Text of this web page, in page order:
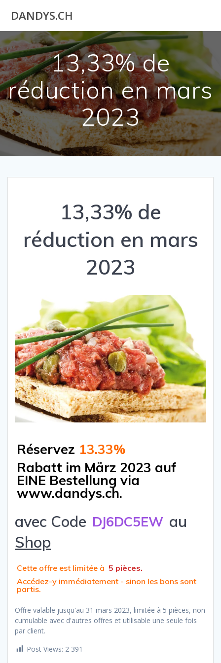
DANDYS.CH
13,33% de
réduction en mars
2023
13,33% de
réduction en mars
2023
Réservez 13.33%
Rabatt im März 2023 auf
EINE Bestellung via
www.dandys.ch.
avec Code DJ6DC5EW au
Shop
Cette offre est limitée à 5 pièces.
Accédez-y immédiatement - sinon les bons sont
partis.
Offre valable jusqu'au 31 mars 2023, limitée à 5 pièces, non
cumulable avec d'autres offres et utilisable une seule fois
par client.
Post Views: 2 391